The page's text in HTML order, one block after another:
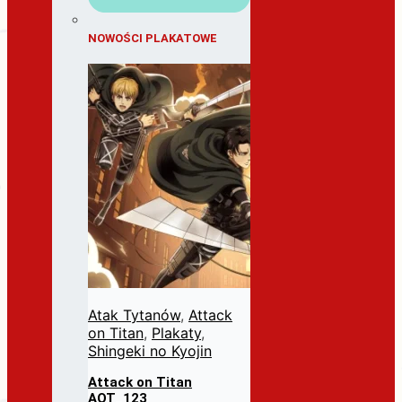
NOWOŚCI PLAKATOWE
Atak Tytanów, Attack
on Titan, Plakaty,
Shingeki no Kyojin
Attack on Titan
AOT_123